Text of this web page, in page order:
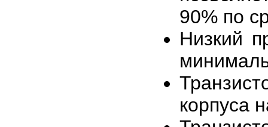
90% по
Низкий
корпуса